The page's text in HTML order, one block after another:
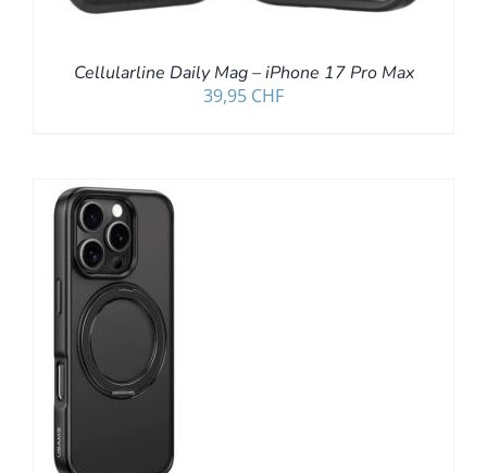
Cellularline Daily Mag – iPhone 17 Pro Max
39,95 CHF